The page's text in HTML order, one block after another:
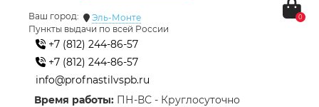
Ваш город:
Эль-Монте
Пункты выдачи по всей России
+7 (812) 244-86-57
+7 (812) 244-86-57
info@profnastilvspb.ru
Время работы: ПН-ВС - Круглосуточно
0